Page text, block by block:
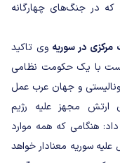
که در جنگ‌های چهارگانه
مرکزی در سوریهوی تاکید
با یک حکومت نظامی
و جهان عرب عمل
ارتش مجهز علیه رژیم
هنگامی که همه موارد
علیه سوریه معنادار خواهد